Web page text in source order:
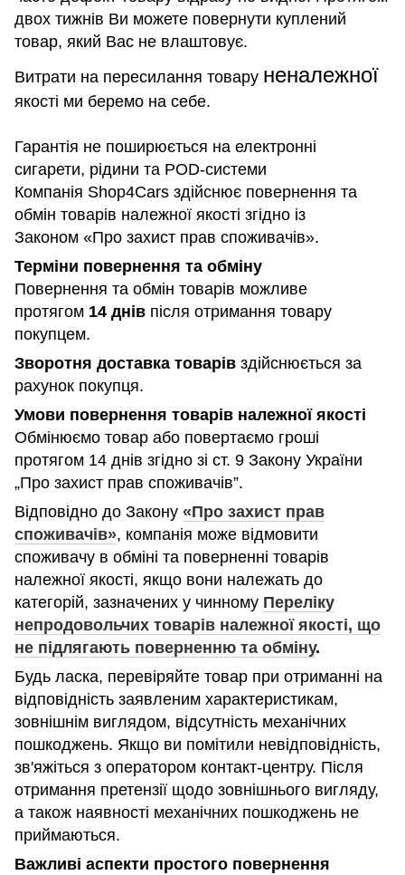
двох тижнів Ви можете повернути куплений
товар, який Вас не влаштовує.
Витрати на пересилання товару неналежної
якості ми беремо на себе.
Гарантія не поширюється на електронні
сигарети, рідини та POD-системи
Компанія Shop4Cars здійснює повернення та
обмін товарів належної якості згідно із
Законом «Про захист прав споживачів».
Терміни повернення та обміну
Повернення та обмін товарів можливе
протягом 14 днів після отримання товару
покупцем.
Зворотня доставка товарів здійснюється за
рахунок покупця.
Умови повернення товарів належної якості
Обмінюємо товар або повертаємо гроші
протягом 14 днів згідно зі ст. 9 Закону України
„Про захист прав споживачів”.
Відповідно до Закону «Про захист прав
споживачів», компанія може відмовити
споживачу в обміні та поверненні товарів
належної якості, якщо вони належать до
категорій, зазначених у чинному Переліку
непродовольчих товарів належної якості, що
не підлягають поверненню та обміну.
Будь ласка, перевіряйте товар при отриманні на
відповідність заявленим характеристикам,
зовнішнім виглядом, відсутність механічних
пошкоджень. Якщо ви помітили невідповідність,
зв'яжіться з оператором контакт-центру. Після
отримання претензії щодо зовнішнього вигляду,
а також наявності механічних пошкоджень не
приймаються.
Важливі аспекти простого повернення